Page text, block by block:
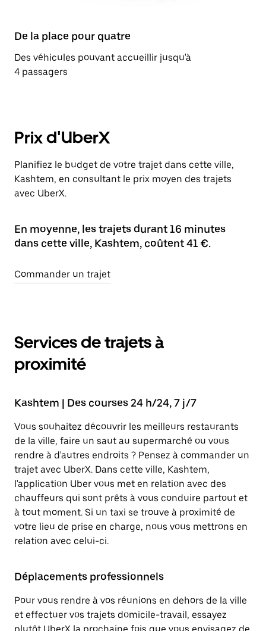
De la place pour quatre
Des véhicules pouvant accueillir jusqu'à
4 passagers
Prix d'UberX
Planifiez le budget de votre trajet dans cette ville,
Kashtem, en consultant le prix moyen des trajets
avec UberX.
En moyenne, les trajets durant 16 minutes
dans cette ville, Kashtem, coûtent 41 €.
Commander un trajet
Services de trajets à
proximité
Kashtem | Des courses 24 h/24, 7 j/7
Vous souhaitez découvrir les meilleurs restaurants
de la ville, faire un saut au supermarché ou vous
rendre à d'autres endroits ? Pensez à commander un
trajet avec UberX. Dans cette ville, Kashtem,
l'application Uber vous met en relation avec des
chauffeurs qui sont prêts à vous conduire partout et
à tout moment. Si un taxi se trouve à proximité de
votre lieu de prise en charge, nous vous mettrons en
relation avec celui-ci.
Déplacements professionnels
Pour vous rendre à vos réunions en dehors de la ville
et effectuer vos trajets domicile-travail, essayez